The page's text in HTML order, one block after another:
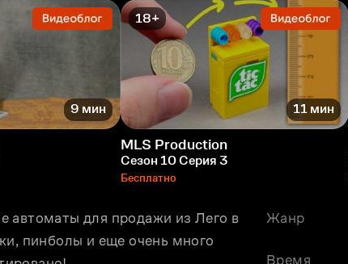
9 мин
18+
11 мин
MLS Production
Сезон 10 Серия 3
Бесплатно
автоматы для продажи из Лего в
пинболы и ещe очень много
Жанр
Время